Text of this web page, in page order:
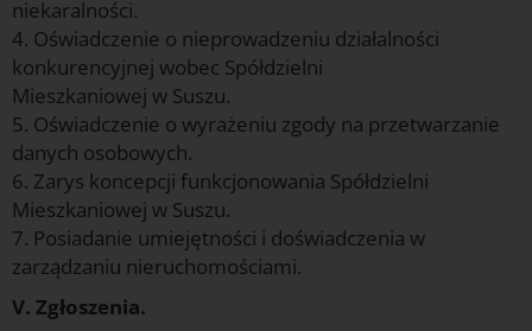
niekaralności.
4. Oświadczenie o nieprowadzeniu działalności
konkurencyjnej wobec Spółdzielni
Mieszkaniowej w Suszu.
5. Oświadczenie o wyrażeniu zgody na przetwarzanie
danych osobowych.
6. Zarys koncepcji funkcjonowania Spółdzielni
Mieszkaniowej w Suszu.
7. Posiadanie umiejętności i doświadczenia w
zarządzaniu nieruchomościami.
V. Zgłoszenia.